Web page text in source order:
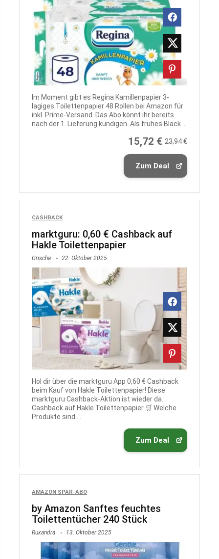
Im Moment gibt es Regina Kamillenpapier 3-
lagiges Toilettenpapier 48 Rollen bei Amazon für
inkl. Prime-Versand. Das Abo könnt ihr bereits
nach der 1. Lieferung kündigen. Als frühes Black ...
15,72 € 23,94 €
Zum Deal
CASHBACK
marktguru: 0,60 € Cashback auf
Hakle Toilettenpapier
Grischa 22. Oktober 2025
Hol dir über die marktguru App 0,60 € Cashback
beim Kauf von Hakle Toilettenpapier! Diese
marktguru Cashback-Aktion ist wieder da.
Cashback auf Hakle Toilettenpapier 🛒 Welche
Produkte sind ...
Zum Deal
AMAZON SPAR-ABO
by Amazon Sanftes feuchtes
Toilettentücher 240 Stück
Ruxandra 13. Oktober 2025